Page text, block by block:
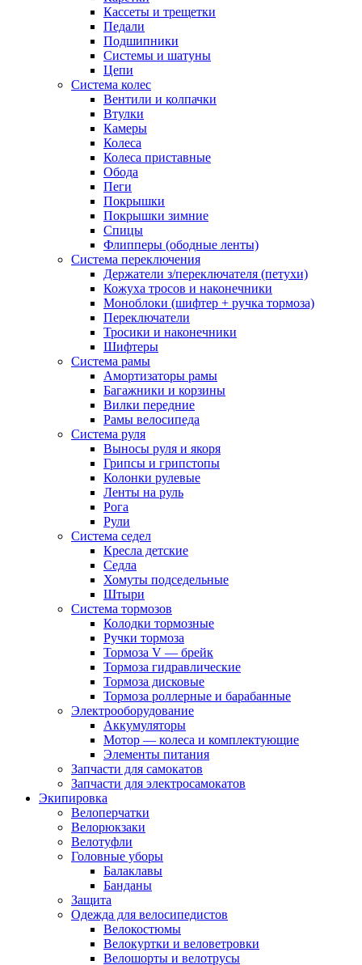
Кассеты и трещетки
Педали
Подшипники
Системы и шатуны
Цепи
Система колес
Вентили и колпачки
Втулки
Камеры
Колеса
Колеса приставные
Обода
Пеги
Покрышки
Покрышки зимние
Спицы
Флипперы (ободные ленты)
Система переключения
Держатели з/переключателя (петухи)
Кожуха тросов и наконечники
Моноблоки (шифтер + ручка тормоза)
Переключатели
Тросики и наконечники
Шифтеры
Система рамы
Амортизаторы рамы
Багажники и корзины
Вилки передние
Рамы велосипеда
Система руля
Выносы руля и якоря
Грипсы и грипстопы
Колонки рулевые
Ленты на руль
Рога
Рули
Система седел
Кресла детские
Седла
Хомуты подседельные
Штыри
Система тормозов
Колодки тормозные
Ручки тормоза
Тормоза V — брейк
Тормоза гидравлические
Тормоза дисковые
Тормоза роллерные и барабанные
Электрооборудование
Аккумуляторы
Мотор — колеса и комплектующие
Элементы питания
Запчасти для самокатов
Запчасти для электросамокатов
Экипировка
Велоперчатки
Велорюкзаки
Велотуфли
Головные уборы
Балаклавы
Банданы
Защита
Одежда для велосипедистов
Велокостюмы
Велокуртки и веловетровки
Велошорты и велотрусы